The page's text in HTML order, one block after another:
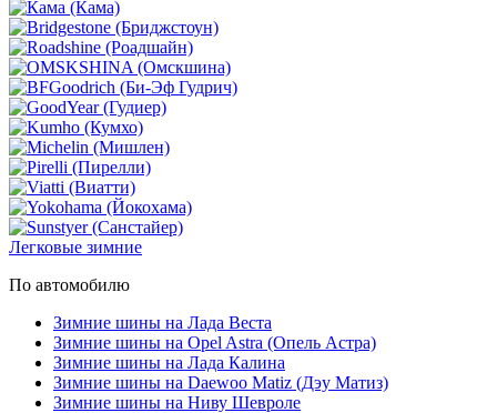
Легковые зимние
По автомобилю
Зимние шины на Лада Веста
Зимние шины на Opel Astra (Опель Астра)
Зимние шины на Лада Калина
Зимние шины на Daewoo Matiz (Дэу Матиз)
Зимние шины на Ниву Шевроле